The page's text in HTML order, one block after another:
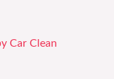
Car Clean